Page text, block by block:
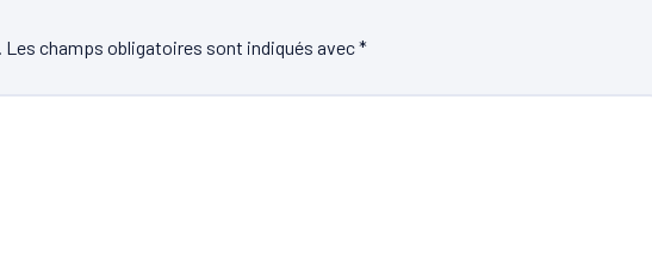
Les champs obligatoires sont indiqués avec*